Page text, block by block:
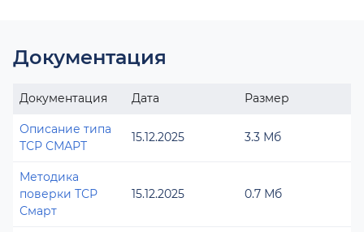
Документация
Документация Дата Размер
Описание типа
ТСР СМАРТ
15.12.2025 3.3 Мб
Методика
поверки ТСР
Смарт
15.12.2025 0.7 Мб